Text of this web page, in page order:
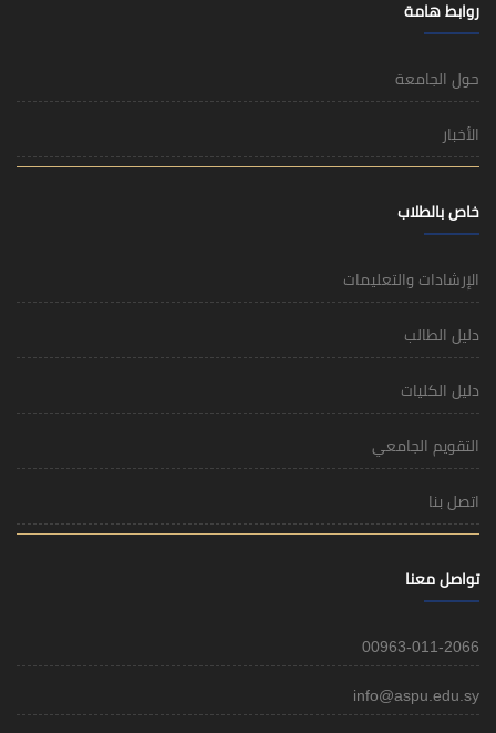
روابط هامة
حول الجامعة
الأخبار
خاص بالطلاب
الإرشادات والتعليمات
دليل الطالب
دليل الكليات
التقويم الجامعي
اتصل بنا
تواصل معنا
00963-011-2066
info@aspu.edu.sy